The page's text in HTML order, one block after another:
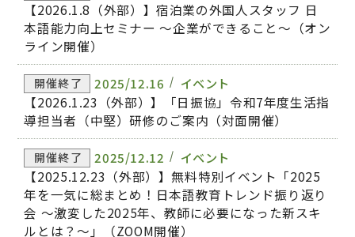
【2026.1.8（外部）】宿泊業の外国人スタッフ 日
本語能力向上セミナー ～企業ができること～（オン
ライン開催）
開催終了 2025/12.16 イベント
【2026.1.23（外部）】「日振協」令和7年度生活指
導担当者（中堅）研修のご案内（対面開催）
開催終了 2025/12.12 イベント
【2025.12.23（外部）】無料特別イベント「2025
年を一気に総まとめ！日本語教育トレンド振り返り
会 〜激変した2025年、教師に必要になった新スキ
ルとは？〜」（ZOOM開催）